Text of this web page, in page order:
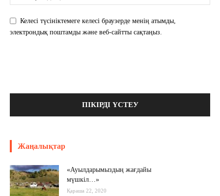
Келесі түсініктемеге келесі браузерде менің атымды,
электрондық поштамды және веб-сайтты сақтаңыз.
Жаңалықтар
«Ауылдарымыздың жағдайы
мүшкіл…»
Қараша 22, 2020